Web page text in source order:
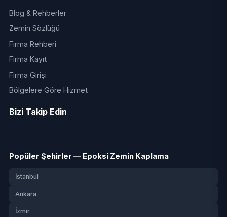
Blog & Rehberler
Zemin Sözlüğü
Firma Rehberi
Firma Kayıt
Firma Girişi
Bölgelere Göre Hizmet
Bizi Takip Edin
Popüler Şehirler — Epoksi Zemin Kaplama
İstanbul
Ankara
İzmir